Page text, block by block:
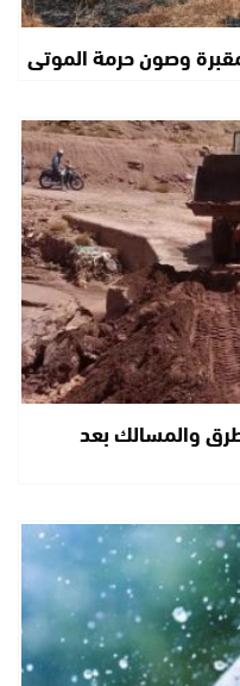
وصون حرمة الموتى
والمسالك بعد